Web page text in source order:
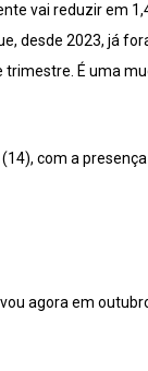
vai reduzir em
desde 2023, já
É uma
com a
agora em